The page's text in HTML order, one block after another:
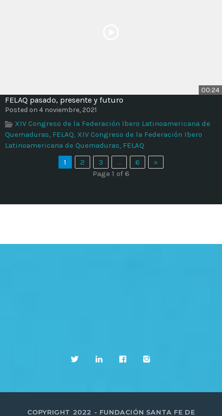
00:24
FELAQ pasado, presente y futuro
Posted on 4 noviembre, 2021
XIV Congreso de la Federación Ibero Latinoamericana de
Quemaduras, FELAQ, XIV Congreso de la Federación Ibero
Latinoamericana de Quemaduras, FELAQ
1
2 3 … 6
»
Page 1 of 6
COPYRIGHT 2022 - FUNDACIÓN SANTA FE DE